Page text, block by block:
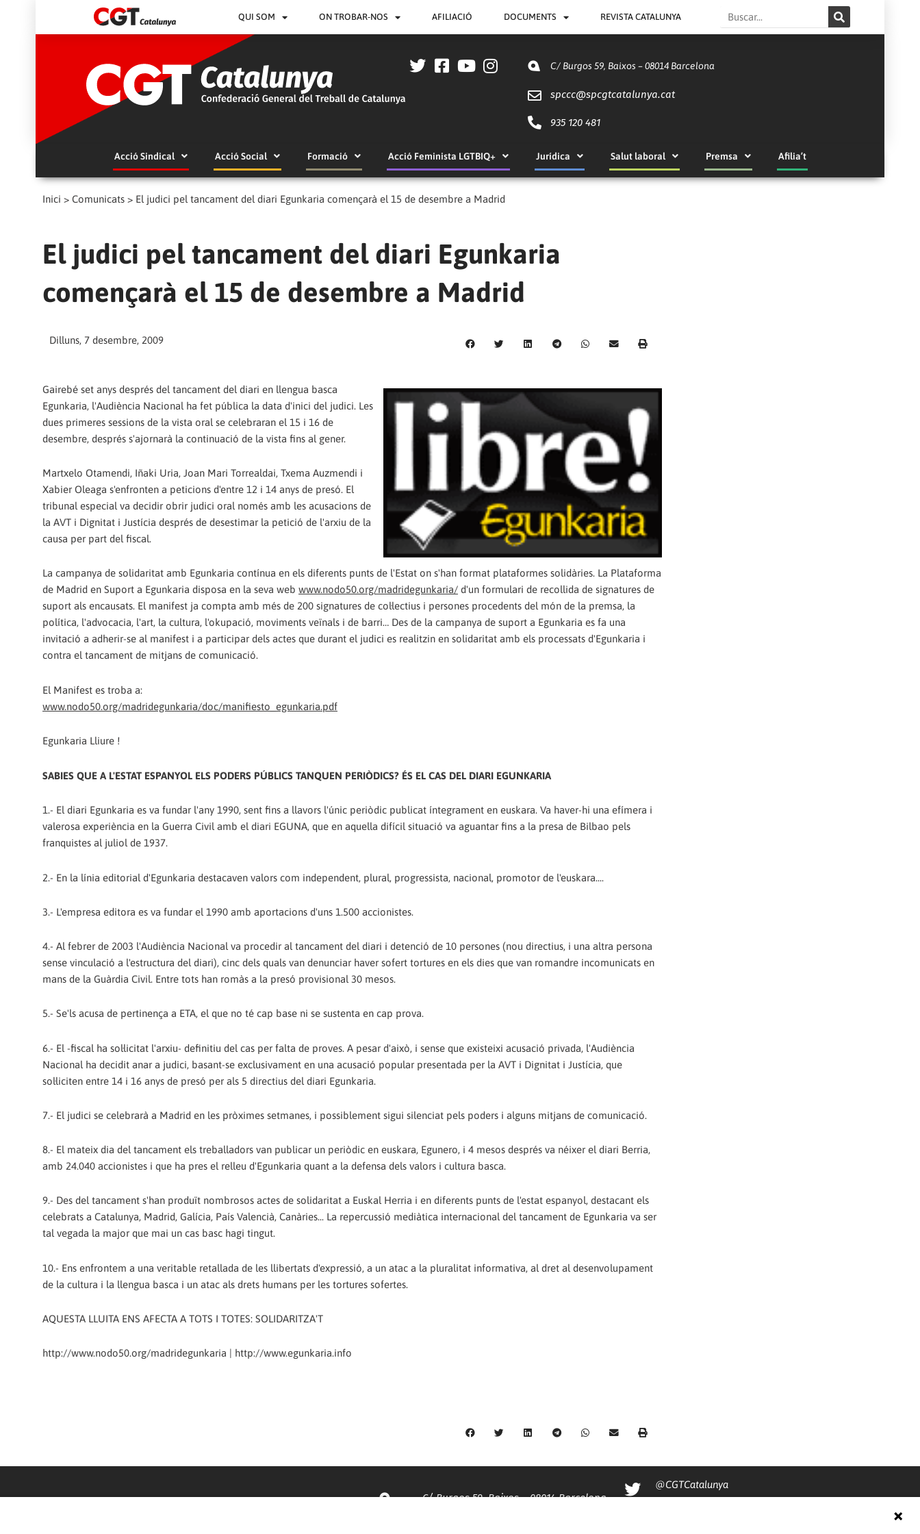
QUI SOM ON TROBAR-NOS AFILIACIÓ DOCUMENTS REVISTA CATALUNYA Search
C/ Burgos 59, Baixos – 08014 Barcelona
spccc@spcgtcatalunya.cat
935 120 481
Acció Sindical Acció Social Formació Acció Feminista LGTBIQ+ Jurídica Salut laboral Premsa Afilia’t
Inici > Comunicats > El judici pel tancament del diari Egunkaria començarà el 15 de desembre a Madrid
El judici pel tancament del diari Egunkaria
començarà el 15 de desembre a Madrid
Dilluns, 7 desembre, 2009
Gairebé set anys després del tancament del diari en llengua basca
Egunkaria, l'Audiència Nacional ha fet pública la data d'inici del judici. Les
dues primeres sessions de la vista oral se celebraran el 15 i 16 de
desembre, després s'ajornarà la continuació de la vista fins al gener.
Martxelo Otamendi, Iñaki Uria, Joan Mari Torrealdai, Txema Auzmendi i
Xabier Oleaga s'enfronten a peticions d'entre 12 i 14 anys de presó. El
tribunal especial va decidir obrir judici oral només amb les acusacions de
la AVT i Dignitat i Justícia després de desestimar la petició de l'arxiu de la
causa per part del fiscal.
La campanya de solidaritat amb Egunkaria contínua en els diferents punts de l'Estat on s'han format plataformes solidàries. La Plataforma
de Madrid en Suport a Egunkaria disposa en la seva web www.nodo50.org/madridegunkaria/ d'un formulari de recollida de signatures de
suport als encausats. El manifest ja compta amb més de 200 signatures de col·lectius i persones procedents del món de la premsa, la
política, l'advocacia, l'art, la cultura, l'okupació, moviments veïnals i de barri… Des de la campanya de suport a Egunkaria es fa una
invitació a adherir-se al manifest i a participar dels actes que durant el judici es realitzin en solidaritat amb els processats d'Egunkaria i
contra el tancament de mitjans de comunicació.
El Manifest es troba a:
www.nodo50.org/madridegunkaria/doc/manifiesto_egunkaria.pdf
Egunkaria Lliure !
SABIES QUE A L'ESTAT ESPANYOL ELS PODERS PÚBLICS TANQUEN PERIÒDICS? ÉS EL CAS DEL DIARI EGUNKARIA
1.- El diari Egunkaria es va fundar l'any 1990, sent fins a llavors l'únic periòdic publicat íntegrament en euskara. Va haver-hi una efímera i
valerosa experiència en la Guerra Civil amb el diari EGUNA, que en aquella difícil situació va aguantar fins a la presa de Bilbao pels
franquistes al juliol de 1937.
2.- En la línia editorial d'Egunkaria destacaven valors com independent, plural, progressista, nacional, promotor de l'euskara....
3.- L'empresa editora es va fundar el 1990 amb aportacions d'uns 1.500 accionistes.
4.- Al febrer de 2003 l'Audiència Nacional va procedir al tancament del diari i detenció de 10 persones (nou directius, i una altra persona
sense vinculació a l'estructura del diari), cinc dels quals van denunciar haver sofert tortures en els dies que van romandre incomunicats en
mans de la Guàrdia Civil. Entre tots han romàs a la presó provisional 30 mesos.
5.- Se'ls acusa de pertinença a ETA, el que no té cap base ni se sustenta en cap prova.
6.- El -fiscal ha sol·licitat l'arxiu- definitiu del cas per falta de proves. A pesar d'això, i sense que existeixi acusació privada, l'Audiència
Nacional ha decidit anar a judici, basant-se exclusivament en una acusació popular presentada per la AVT i Dignitat i Justícia, que
sol·liciten entre 14 i 16 anys de presó per als 5 directius del diari Egunkaria.
7.- El judici se celebrarà a Madrid en les pròximes setmanes, i possiblement sigui silenciat pels poders i alguns mitjans de comunicació.
8.- El mateix dia del tancament els treballadors van publicar un periòdic en euskara, Egunero, i 4 mesos després va néixer el diari Berria,
amb 24.040 accionistes i que ha pres el relleu d'Egunkaria quant a la defensa dels valors i cultura basca.
9.- Des del tancament s'han produït nombrosos actes de solidaritat a Euskal Herria i en diferents punts de l'estat espanyol, destacant els
celebrats a Catalunya, Madrid, Galícia, País Valencià, Canàries... La repercussió mediàtica internacional del tancament de Egunkaria va ser
tal vegada la major que mai un cas basc hagi tingut.
10.- Ens enfrontem a una veritable retallada de les llibertats d'expressió, a un atac a la pluralitat informativa, al dret al desenvolupament
de la cultura i la llengua basca i un atac als drets humans per les tortures sofertes.
AQUESTA LLUITA ENS AFECTA A TOTS I TOTES: SOLIDARITZA'T
http://www.nodo50.org/madridegunkaria | http://www.egunkaria.info
C/ Burgos 59, Baixos – 08014 Barcelona
@CGTCatalunya